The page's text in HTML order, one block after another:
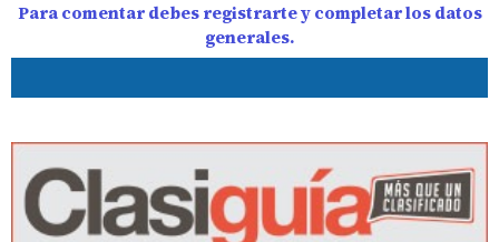
Para comentar debes registrarte y completar los datos
generales.